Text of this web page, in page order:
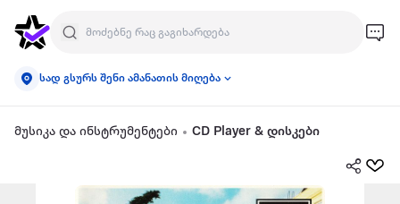
სად გსურს შენი ამანათის მიღება
მუსიკა და ინსტრუმენტები CD Player & დისკები